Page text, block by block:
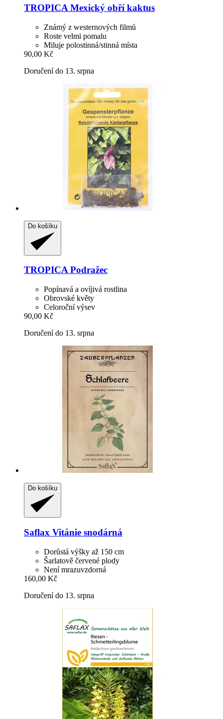
TROPICA Mexický obří kaktus
Známý z westernových filmů
Roste velmi pomalu
Miluje polostinná/stinná místa
90,00 Kč
Doručení do 13. srpna
Do košíku
TROPICAPodražec
Popínavá a ovíjivá rostlina
Obrovské květy
Celoroční výsev
90,00 Kč
Doručení do 13. srpna
Do košíku
Saflax Vitánie snodárná
Dorůstá výšky až 150 cm
Šarlatově červené plody
Není mrazuvzdorná
160,00 Kč
Doručení do 13. srpna